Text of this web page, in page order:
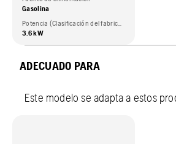
Gasolina
Potencia (Clasificación del fabricante del motor.)
3.6 kW
ADECUADO PARA
Este modelo se adapta a estos